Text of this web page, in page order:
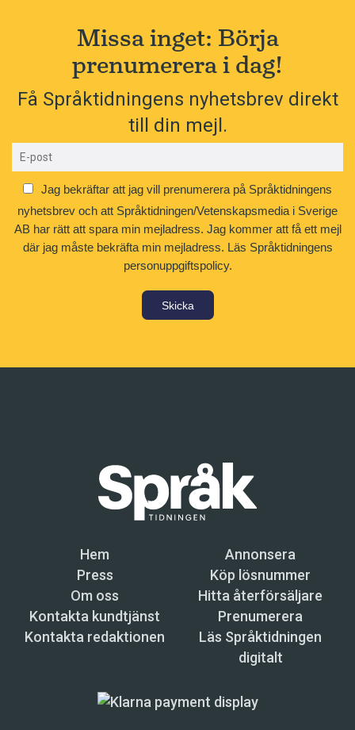
Missa inget: Börja
prenumerera i dag!
Få Språktidningens nyhetsbrev direkt
till din mejl.
Jag bekräftar att jag vill prenumerera på Språktidningens
nyhetsbrev och att Språktidningen/Vetenskapsmedia i Sverige
AB har rätt att spara min mejladress. Jag kommer att få ett mejl
där jag måste bekräfta min mejladress. Läs Språktidningens
personuppgiftspolicy.
Skicka
Hem
Annonsera
Press
Köp lösnummer
Om oss
Hitta återförsäljare
Kontakta kundtjänst
Prenumerera
Kontakta redaktionen
Läs Språktidningen
digitalt